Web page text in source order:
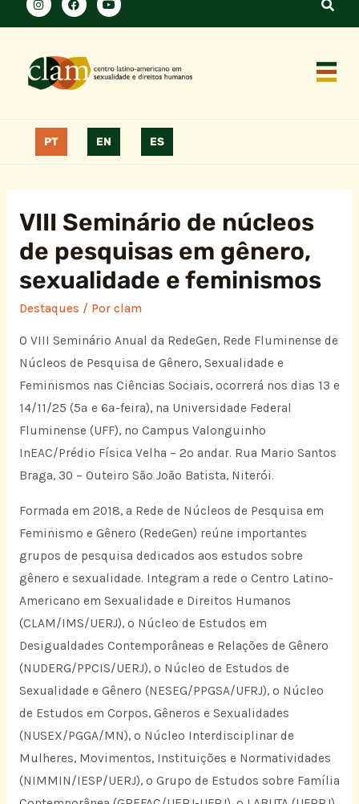
PT EN ES
VIII Seminário de núcleos
de pesquisas em gênero,
sexualidade e feminismos
Destaques / Por clam
O VIII Seminário Anual da RedeGen, Rede Fluminense de
Núcleos de Pesquisa de Gênero, Sexualidade e
Feminismos nas Ciências Sociais, ocorrerá nos dias 13 e
14/11/25 (5ª e 6ª-feira), na Universidade Federal
Fluminense (UFF), no Campus Valonguinho
InEAC/Prédio Física Velha – 2º andar. Rua Mario Santos
Braga, 30 – Outeiro São João Batista, Niterói.
Formada em 2018, a Rede de Núcleos de Pesquisa em
Feminismo e Gênero (RedeGen) reúne importantes
grupos de pesquisa dedicados aos estudos sobre
gênero e sexualidade. Integram a rede o Centro Latino-
Americano em Sexualidade e Direitos Humanos
(CLAM/IMS/UERJ), o Núcleo de Estudos em
Desigualdades Contemporâneas e Relações de Gênero
(NUDERG/PPCIS/UERJ), o Núcleo de Estudos de
Sexualidade e Gênero (NESEG/PPGSA/UFRJ), o Núcleo
de Estudos em Corpos, Gêneros e Sexualidades
(NUSEX/PGGA/MN), o Núcleo Interdisciplinar de
Mulheres, Movimentos, Instituições e Normatividades
(NIMMIN/IESP/UERJ), o Grupo de Estudos sobre Família